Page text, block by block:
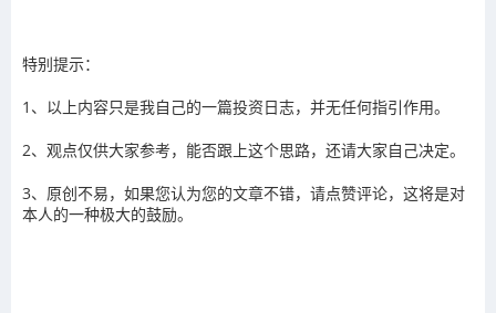
特别提示：
1、以上内容只是我自己的一篇投资日志，并无任何指引作用。
2、观点仅供大家参考，能否跟上这个思路，还请大家自己决定。
3、原创不易，如果您认为您的文章不错，请点赞评论，这将是对
本人的一种极大的鼓励。